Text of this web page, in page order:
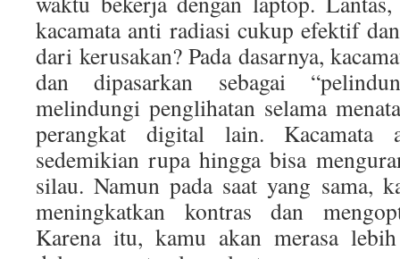
kacamata anti radiasi cukup efektif
dari kerusakan? Pada dasarnya,
dan dipasarkan sebagai
melindungi penglihatan selama
perangkat digital lain. Kacamata
sedemikian rupa hingga bisa
silau. Namun pada saat yang sama,
meningkatkan kontras dan
Karena itu, kamu akan merasa